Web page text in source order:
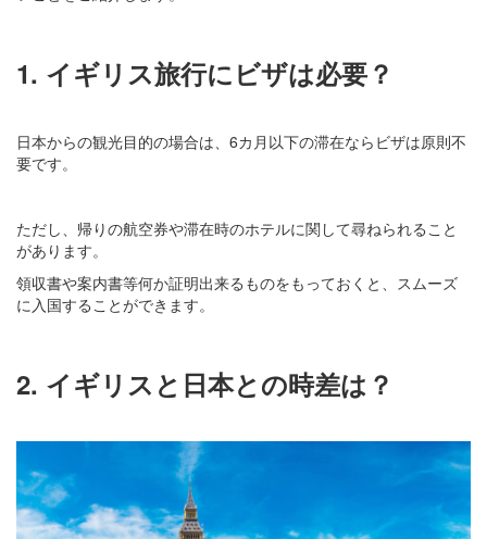
1. イギリス旅行にビザは必要？
日本からの観光目的の場合は、6カ月以下の滞在ならビザは原則不
要です。
ただし、帰りの航空券や滞在時のホテルに関して尋ねられること
があります。
領収書や案内書等何か証明出来るものをもっておくと、スムーズ
に入国することができます。
2. イギリスと日本との時差は？